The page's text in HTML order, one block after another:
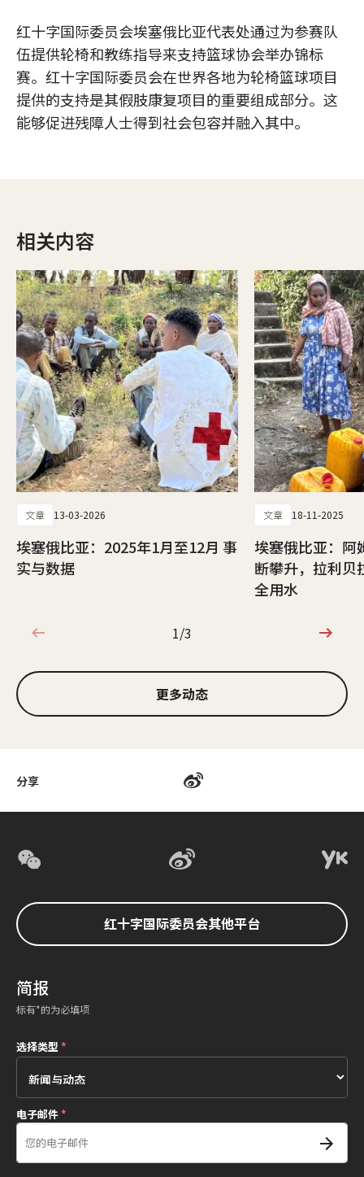
分享
红十字国际委员会埃塞俄比亚代表处通过为参赛队
伍提供轮椅和教练指导来支持篮球协会举办锦标
赛。红十字国际委员会在世界各地为轮椅篮球项目
提供的支持是其假肢康复项目的重要组成部分。这
能够促进残障人士得到社会包容并融入其中。
相关内容
文章 13-03-2026
埃塞俄比亚：2025年1月至12月 事
实与数据
文章 18-11-2025
埃塞俄比亚：阿
断攀升，拉利贝
全用水
1/3
1/3
更多动态
红十字国际委员会其他平台
简报
标有*的为必填项
选择类型*
电子邮件*